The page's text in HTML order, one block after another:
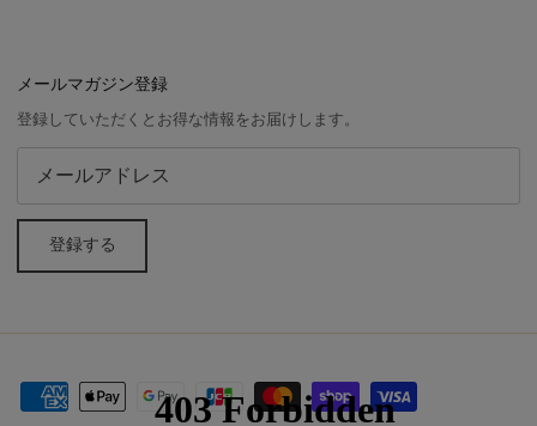
メールマガジン登録
登録していただくとお得な情報をお届けします。
登録する